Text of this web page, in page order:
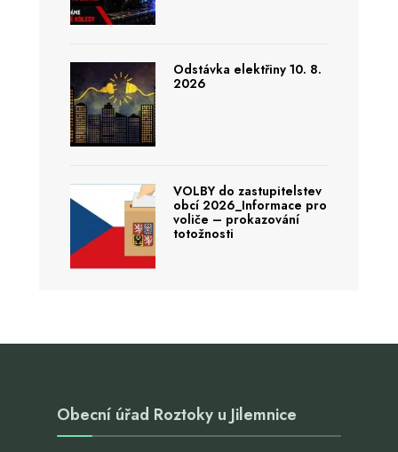
Odstávka elektřiny 10. 8.
2026
VOLBY do zastupitelstev
obcí 2026_Informace pro
voliče – prokazování
totožnosti
Obecní úřad Roztoky u Jilemnice